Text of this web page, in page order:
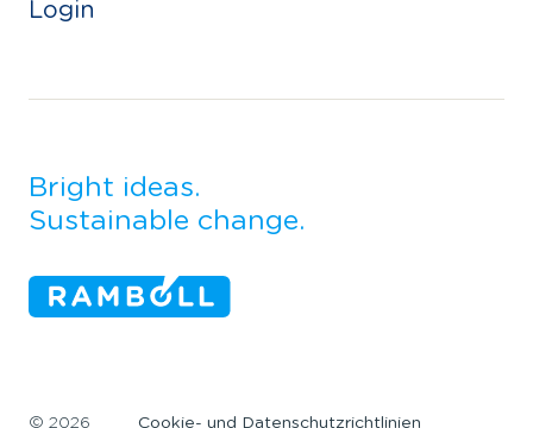
Login
Bright ideas.
Sustainable change.
© 2026 Cookie- und Datenschutzrichtlinien